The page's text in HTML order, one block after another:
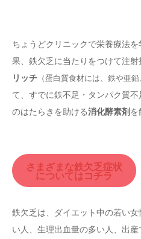
ちょうどクリニックで栄養療法
果、鉄欠乏に当たりをつけて注
リッチ （蛋白質食材には、鉄や亜
て、すでに鉄不足・タンパク質
のはたらきを助ける消化酵素剤を
さまざまな鉄欠乏症状
についてはコチラ
鉄欠乏は、ダイエット中の若い
い人、生理出血量の多い人、出